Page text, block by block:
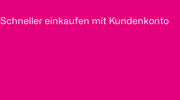
Schneller einkaufen mit Kundenkonto